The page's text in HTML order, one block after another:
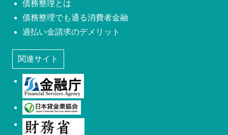
債務整理とは
債務整理でも通る消費者金融
過払い金請求のデメリット
関連サイト